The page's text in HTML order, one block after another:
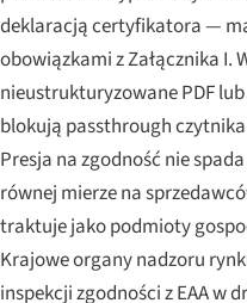
deklaracją certyfikatora —
obowiązkami z Załącznika I.
nieustrukturyzowane PDF
blokują passthrough
Presja na zgodność nie
równej mierze na
traktuje jako podmioty
Krajowe organy nadzoru
inspekcji zgodności z EAA w